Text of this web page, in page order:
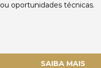
ou oportunidades técnicas.
SAIBA MAIS